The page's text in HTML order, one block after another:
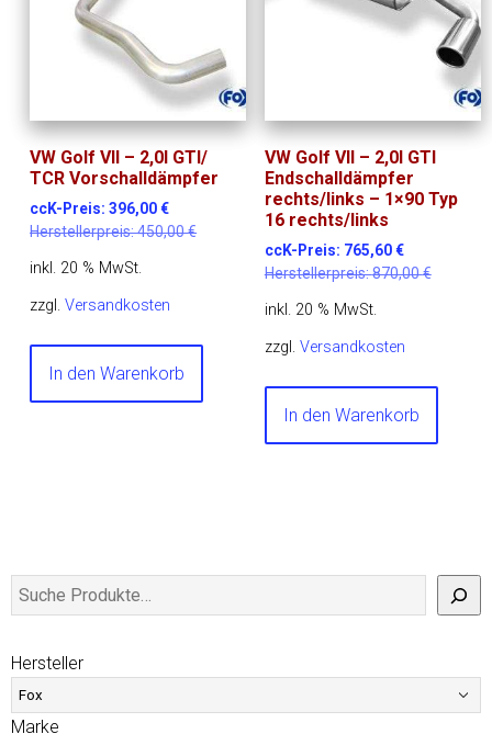
VW Golf VII – 2,0l GTI/
TCR Vorschalldämpfer
ccK-Preis:396,00€
Herstellerpreis:450,00€
inkl. 20 % MwSt.
zzgl.Versandkosten
In den Warenkorb
VW Golf VII – 2,0l GTI
Endschalldämpfer
rechts/links – 1×90 Typ
16 rechts/links
ccK-Preis: 765,60€
Herstellerpreis:870,00€
inkl. 20 % MwSt.
zzgl. Versandkosten
In den Warenkorb
Hersteller
Marke